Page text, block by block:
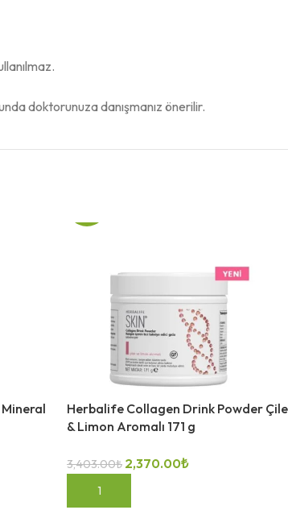
doktorunuza danışmanız önerilir.
Herbalife Collagen Drink Powder
& Limon Aromalı 171 g
3,403.00₺ 2,370.00₺
SEPETE EKLE